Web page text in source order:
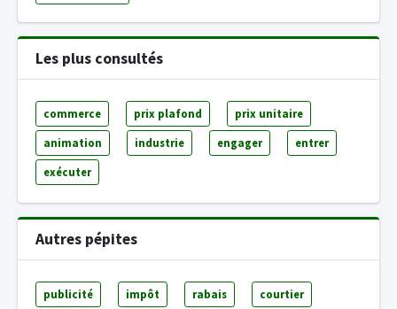
Les plus consultés
commerce prix plafond prix unitaire
animation industrie engager entrer
exécuter
Autres pépites
publicité impôt rabais courtier